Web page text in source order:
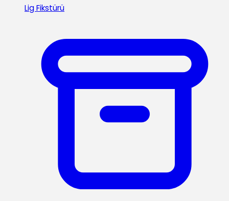
Lig Fikstürü